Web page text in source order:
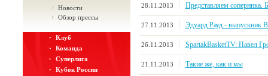
Новости
Обзор прессы
Клуб
Команда
Суперлига
Кубок России
28.11.2013 Представляем
27.11.2013 Эдуард Рауд - выпускник
26.11.2013 SpartakBasketTV: Павел
21.11.2013 Такие же, как и мы